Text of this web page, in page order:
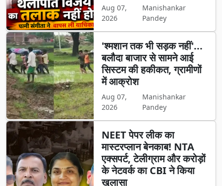
Aug 07,
2026
Manishankar
Pandey
'श्मशान तक भी सड़क नहीं'...
बलौदा बाजार से सामने आई
सिस्टम की हकीकत, ग्रामीणों
में आक्रोश
Aug 07,
2026
Manishankar
Pandey
NEET पेपर लीक का
मास्टरप्लान बेनकाब! NTA
एक्सपर्ट, टेलीग्राम और करोड़ों
के नेटवर्क का CBI ने किया
खुलासा